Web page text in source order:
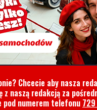
Chcecie aby nasza
naszą redakcją za
pod numerem telefonu